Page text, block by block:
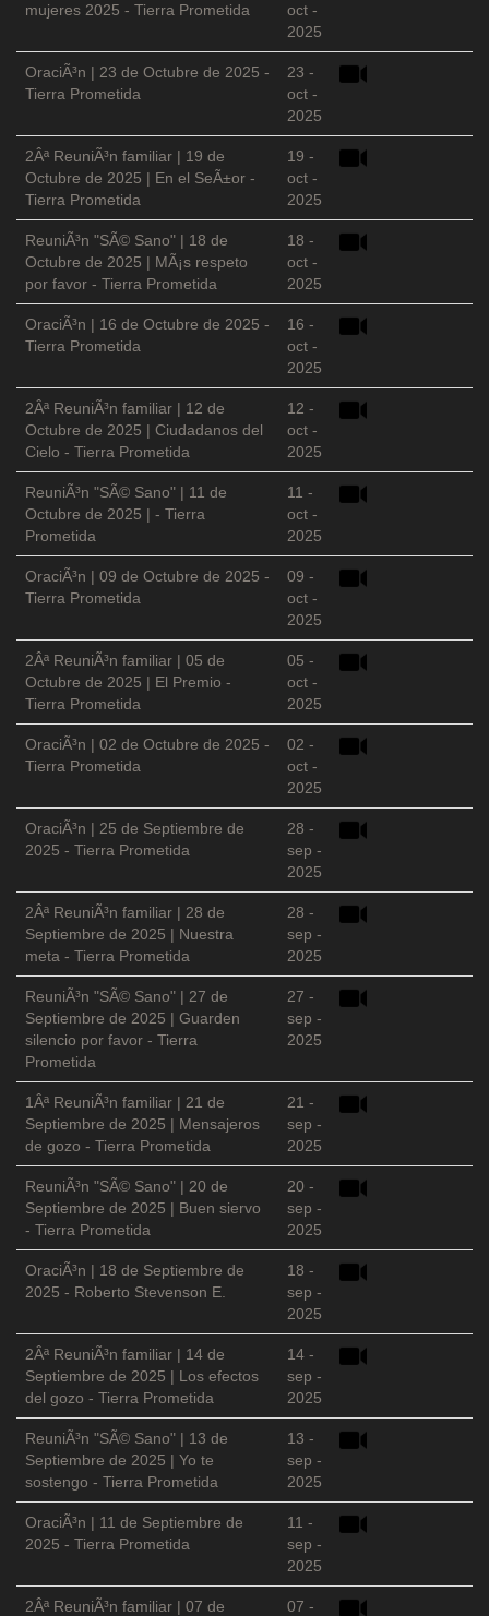
mujeres 2025 - Tierra Prometida
oct -
2025
OraciÃ³n | 23 de Octubre de 2025 -
Tierra Prometida
23 -
oct -
2025
2Âª ReuniÃ³n familiar | 19 de
Octubre de 2025 | En el SeÃ±or -
Tierra Prometida
19 -
oct -
2025
ReuniÃ³n "SÃ© Sano" | 18 de
Octubre de 2025 | MÃ¡s respeto
por favor - Tierra Prometida
18 -
oct -
2025
OraciÃ³n | 16 de Octubre de 2025 -
Tierra Prometida
16 -
oct -
2025
2Âª ReuniÃ³n familiar | 12 de
Octubre de 2025 | Ciudadanos del
Cielo - Tierra Prometida
12 -
oct -
2025
ReuniÃ³n "SÃ© Sano" | 11 de
Octubre de 2025 | - Tierra
Prometida
11 -
oct -
2025
OraciÃ³n | 09 de Octubre de 2025 -
Tierra Prometida
09 -
oct -
2025
2Âª ReuniÃ³n familiar | 05 de
Octubre de 2025 | El Premio -
Tierra Prometida
05 -
oct -
2025
OraciÃ³n | 02 de Octubre de 2025 -
Tierra Prometida
02 -
oct -
2025
OraciÃ³n | 25 de Septiembre de
2025 - Tierra Prometida
28 -
sep -
2025
2Âª ReuniÃ³n familiar | 28 de
Septiembre de 2025 | Nuestra
meta - Tierra Prometida
28 -
sep -
2025
ReuniÃ³n "SÃ© Sano" | 27 de
Septiembre de 2025 | Guarden
silencio por favor - Tierra
Prometida
27 -
sep -
2025
1Âª ReuniÃ³n familiar | 21 de
Septiembre de 2025 | Mensajeros
de gozo - Tierra Prometida
21 -
sep -
2025
ReuniÃ³n "SÃ© Sano" | 20 de
Septiembre de 2025 | Buen siervo
- Tierra Prometida
20 -
sep -
2025
OraciÃ³n | 18 de Septiembre de
2025 - Roberto Stevenson E.
18 -
sep -
2025
2Âª ReuniÃ³n familiar | 14 de
Septiembre de 2025 | Los efectos
del gozo - Tierra Prometida
14 -
sep -
2025
ReuniÃ³n "SÃ© Sano" | 13 de
Septiembre de 2025 | Yo te
sostengo - Tierra Prometida
13 -
sep -
2025
OraciÃ³n | 11 de Septiembre de
2025 - Tierra Prometida
11 -
sep -
2025
2Âª ReuniÃ³n familiar | 07 de 07 -